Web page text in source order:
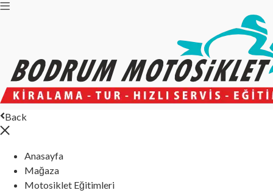
Back
Anasayfa
Mağaza
Motosiklet Eğitimleri